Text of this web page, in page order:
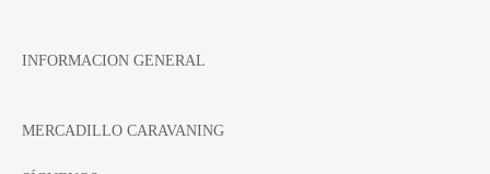
INFORMACION GENERAL
MERCADILLO CARAVANING